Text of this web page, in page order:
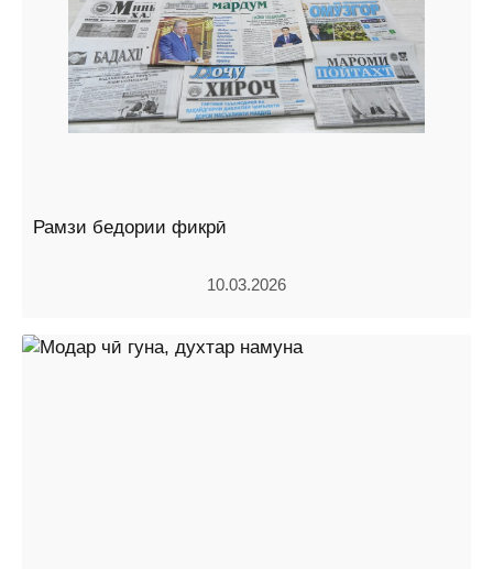
Рамзи бедории фикрӣ
10.03.2026